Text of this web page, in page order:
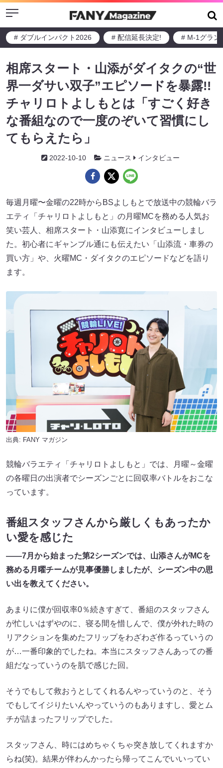
Menu
# ダブルインパクト2026 # 配信延長決定! # M-1グラン
相席スタート・山添がダイタクの“世
界一ダサい双子”エピソードを暴露!!
チャリロトよしもとは「すごく好き
な番組なので一度のぞいて習慣にし
てもらえたら」
2022-10-10 ニュース インタビュー
毎週月曜〜金曜の22時からBSよしもとで放送中の競輪バラ
エティ「チャリロトよしもと」の月曜MCを務める人気お
笑い芸人、相席スタート・山添寛にインタビューしまし
た。初心者にギャンブル通にも伝えたい「山添流・車券の
買い方」や、火曜MC・ダイタクのエピソードなどを語り
ます。
出典: FANY マガジン
競輪バラエティ「チャリロトよしもと」では、月曜～金曜
の各曜日の出演者でシーズンごとに回収率バトルをおこな
っています。
番組スタッフさんから厳しくもあったか
い愛を感じた
――7月から始まった第2シーズンでは、山添さんがMCを
務める月曜チームが見事優勝しましたが、シーズン中の思
い出を教えてください。
あまりに僕が回収率0％続きすぎて、番組のスタッフさん
が忙しいはずやのに、寝る間を惜しんで、僕が外れた時の
リアクションを集めたフリップをわざわざ作るっていうの
が…一番印象的でしたね。本当にスタッフさんあっての番
組だなっていうのを肌で感じた回。
そうでもして救おうとしてくれるんやっていうのと、そう
でもしてイジりたいんやっていうのもありますし、愛とム
チが詰まったフリップでした。
スタッフさん、時にはめちゃくちゃ突き放してくれますか
らね(笑)。結果が伴わんかったら帰ってこんでいいってい